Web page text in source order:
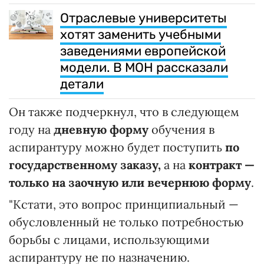
Отраслевые университеты
хотят заменить учебными
заведениями европейской
модели. В МОН рассказали
детали
Он также подчеркнул, что в следующем
году на дневную форму обучения в
аспирантуру можно будет поступить по
государственному заказу, а на контракт —
только на заочную или вечернюю форму.
"Кстати, это вопрос принципиальный —
обусловленный не только потребностью
борьбы с лицами, использующими
аспирантуру не по назначению.